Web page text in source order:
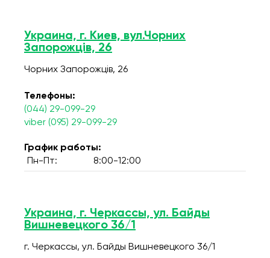
Украина, г. Киев, вул.Чорних
Запорожців, 26
Чорних Запорожців, 26
Телефоны:
(044) 29-099-29
viber (095) 29-099-29
График работы:
Пн-Пт:
8:00-12:00
Украина, г. Черкассы, ул. Байды
Вишневецкого 36/1
г. Черкассы, ул. Байды Вишневецкого 36/1